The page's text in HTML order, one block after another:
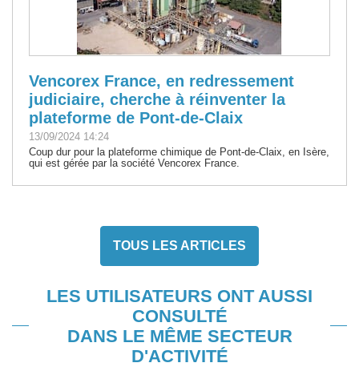
Vencorex France, en redressement
judiciaire, cherche à réinventer la
plateforme de Pont-de-Claix
13/09/2024 14:24
Coup dur pour la plateforme chimique de Pont-de-Claix, en Isère,
qui est gérée par la société Vencorex France.
TOUS LES ARTICLES
LES UTILISATEURS ONT AUSSI
CONSULTÉ
DANS LE MÊME SECTEUR
D'ACTIVITÉ